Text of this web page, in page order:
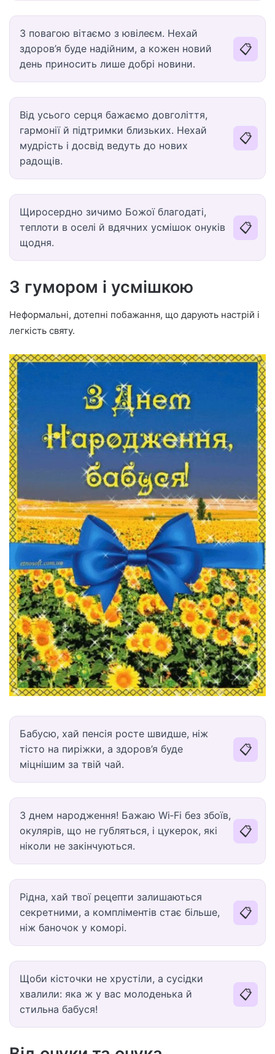
З повагою вітаємо з ювілеєм. Нехай
здоров’я буде надійним, а кожен новий
день приносить лише добрі новини.
📋
Від усього серця бажаємо довголіття,
гармонії й підтримки близьких. Нехай
мудрість і досвід ведуть до нових
радощів.
📋
Щиросердно зичимо Божої благодаті,
теплоти в оселі й вдячних усмішок онуків
щодня.
📋
З гумором і усмішкою
Неформальні, дотепні побажання, що дарують настрій і
легкість святу.
Бабусю, хай пенсія росте швидше, ніж
тісто на пиріжки, а здоров’я буде
міцнішим за твій чай.
📋
З днем народження! Бажаю Wi‑Fi без збоїв,
окулярів, що не губляться, і цукерок, які
ніколи не закінчуються.
📋
Рідна, хай твої рецепти залишаються
секретними, а компліментів стає більше,
ніж баночок у коморі.
📋
Щоби кісточки не хрустіли, а сусідки
хвалили: яка ж у вас молоденька й
стильна бабуся!
📋